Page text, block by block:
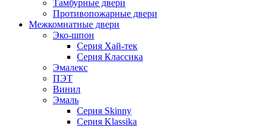
Тамбурные двери
Противопожарные двери
Межкомнатные двери
Эко-шпон
Серия Хай-тек
Серия Классика
Эмалекс
ПЭТ
Винил
Эмаль
Серия Skinny
Серия Klassika